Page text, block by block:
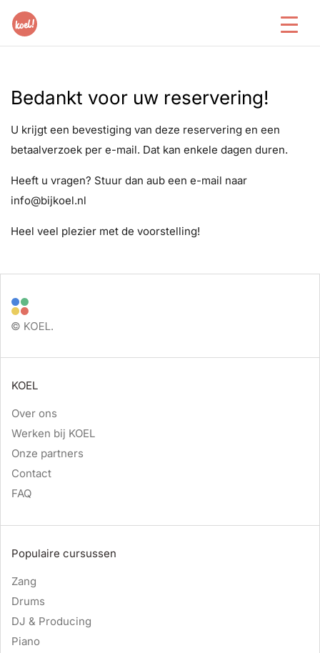
Bedankt voor uw reservering!
U krijgt een bevestiging van deze reservering en een
betaalverzoek per e-mail. Dat kan enkele dagen duren.
Heeft u vragen? Stuur dan aub een e-mail naar
info@bijkoel.nl
Heel veel plezier met de voorstelling!
KOEL
Over ons
Werken bij KOEL
Onze partners
Contact
FAQ
Populaire cursussen
Zang
Drums
DJ & Producing
Piano